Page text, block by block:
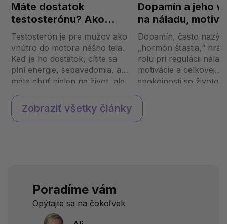
Máte dostatok
testosterónu? Ako
spoznať, že vám chýba
a čo s tým robiť
Testosterón je pre mužov ako
vnútro do motora nášho tela.
Keď je ho dostatok, cítite sa
plní energie, sebavedomia, a
máte chuť nielen na život, ale
aj na sex. Ale čo keď vám
tento „pohon“ začne
dochádzať? Pokiaľ sa cítite
Dopamín a jeho
na náladu,
spokojnosť so
Dopamín, často
„hormón šťastia,“ hrá
rolu pri regulácii
motivácie a celkovej
spokojnosti so
môžeme urobiť pre
prirodzené zvýšenie? Čo je
Zobraziť všetky články
Poradíme vám
Opýtajte sa na čokoľvek